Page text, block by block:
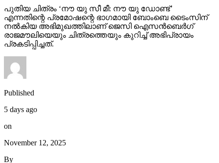
പുതിയ ചിത്രം ‘നൗ യു സീ മീ: നൗ യു ഡോണ്ട്’
എന്നതിന്റെ പ്രമോഷന്റെ ഭാഗമായി ബോംബെ ടൈംസിന്
നല്‍കിയ അഭിമുഖത്തിലാണ് ജെസി ഐസന്‍ബെര്‍ഗ്
രാജമൗലിയെയും ചിത്രത്തെയും കുറിച്ച് അഭിപ്രായം
പ്രകടിപ്പിച്ചത്.
Published
5 days ago
on
November 12, 2025
By